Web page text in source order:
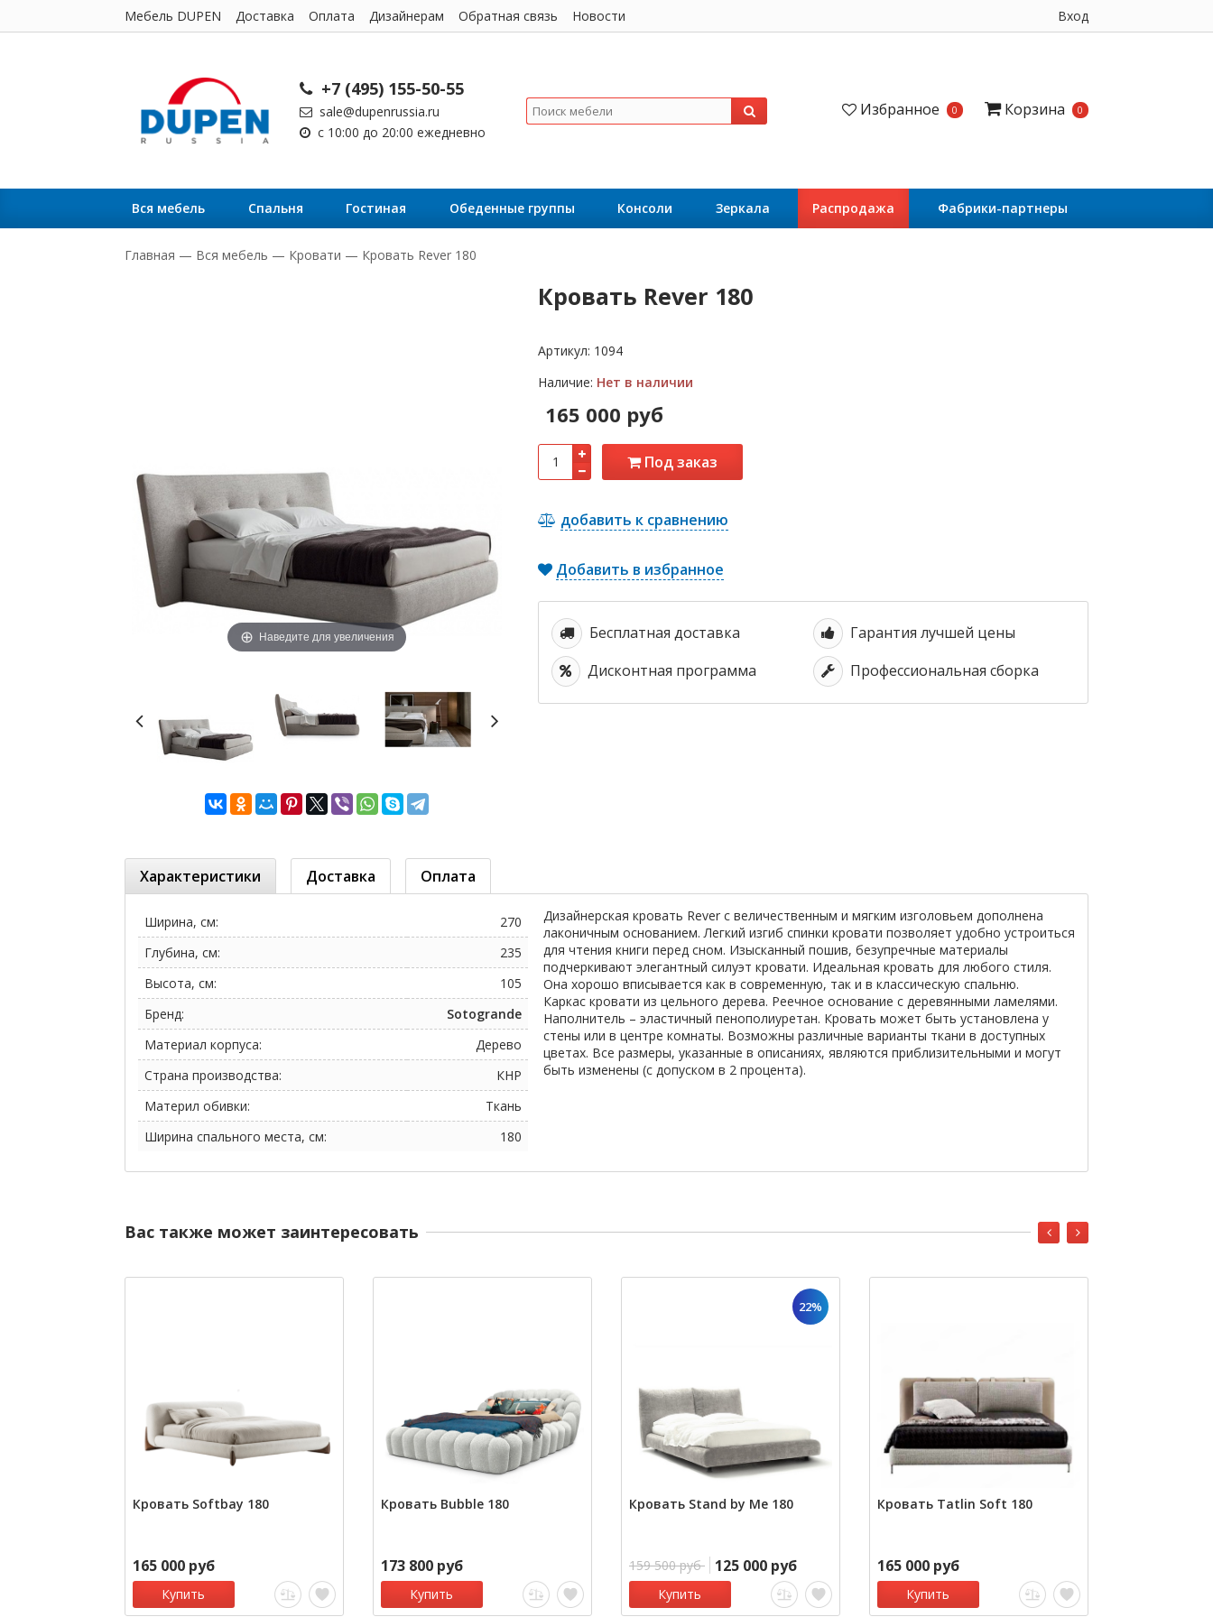
Мебель DUPEN Доставка Оплата Дизайнерам Обратная связь Новости Вход
+7 (495) 155-50-55
sale@dupenrussia.ru
с 10:00 до 20:00 ежедневно
Избранное 0 Корзина 0
Вся мебель Cпальня Гостиная Обеденные группы Консоли Зеркала Распродажа Фабрики-партнеры
Главная — Вся мебель — Кровати — Кровать Rever 180
Наведите для увеличения
Кровать Rever 180
Артикул: 1094
Наличие: Нет в наличии
165 000 руб
Под заказ
добавить к сравнению
Добавить в избранное
Бесплатная доставка
Гарантия лучшей цены
Дисконтная программа
Профессиональная сборка
Характеристики Доставка Оплата
Ширина, см:
270
Глубина, см:
235
Высота, см:
105
Бренд:
Sotogrande
Материал корпуса:
Дерево
Страна производства:
КНР
Материл обивки:
Ткань
Ширина спального места, см:
180
Дизайнерская кровать Rever с величественным и мягким изголовьем дополнена
лаконичным основанием. Легкий изгиб спинки кровати позволяет удобно устроиться
для чтения книги перед сном. Изысканный пошив, безупречные материалы
подчеркивают элегантный силуэт кровати. Идеальная кровать для любого стиля.
Она хорошо вписывается как в современную, так и в классическую спальню.
Каркас кровати из цельного дерева. Реечное основание с деревянными ламелями.
Наполнитель – эластичный пенополиуретан. Кровать может быть установлена у
стены или в центре комнаты. Возможны различные варианты ткани в доступных
цветах. Все размеры, указанные в описаниях, являются приблизительными и могут
быть изменены (с допуском в 2 процента).
Вас также может заинтересовать
Кровать Softbay 180
165 000 руб
Купить
Кровать Bubble 180
173 800 руб
Купить
22%
Кровать Stand by Me 180
159 500 руб 125 000 руб
Купить
Кровать Tatlin Soft 180
165 000 руб
Купить